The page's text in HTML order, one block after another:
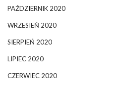
PAŹDZIERNIK 2020
WRZESIEŃ 2020
SIERPIEŃ 2020
LIPIEC 2020
CZERWIEC 2020